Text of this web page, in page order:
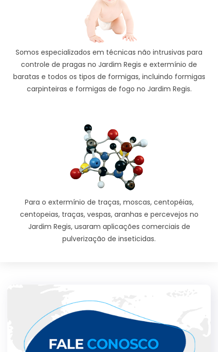
Somos especializados em técnicas não intrusivas para
controle de pragas no Jardim Regis e extermínio de
baratas e todos os tipos de formigas, incluindo formigas
carpinteiras e formigas de fogo no Jardim Regis.
Para o extermínio de traças, moscas, centopéias,
centopeias, traças, vespas, aranhas e percevejos no
Jardim Regis, usaram aplicações comerciais de
pulverização de inseticidas.